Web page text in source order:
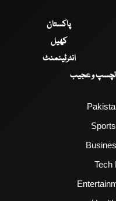
پاکستان
کھیل
انٹرٹینمنٹ
و عجیب
Tech